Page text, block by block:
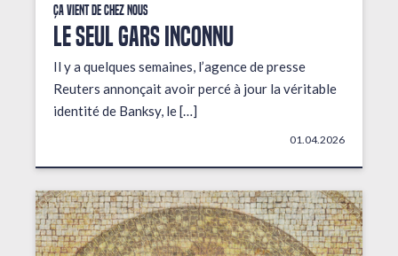
Ça vient de chez nous
LE SEUL GARS INCONNU
Il y a quelques semaines, l’agence de presse
Reuters annonçait avoir percé à jour la véritable
identité de Banksy, le […]
01.04.2026